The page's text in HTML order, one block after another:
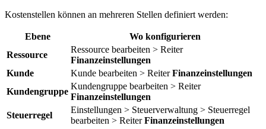
Kostenstellen können an mehreren Stellen definiert werden:
Ebene
Wo konfigurieren
Ressource
Ressource bearbeiten > Reiter
Finanzeinstellungen
Kunde
Kunde bearbeiten > ReiterFinanzeinstellungen
Kundengruppe
Kundengruppe bearbeiten > Reiter
Finanzeinstellungen
Steuerregel
Einstellungen > Steuerverwaltung > Steuerregel
bearbeiten > ReiterFinanzeinstellungen